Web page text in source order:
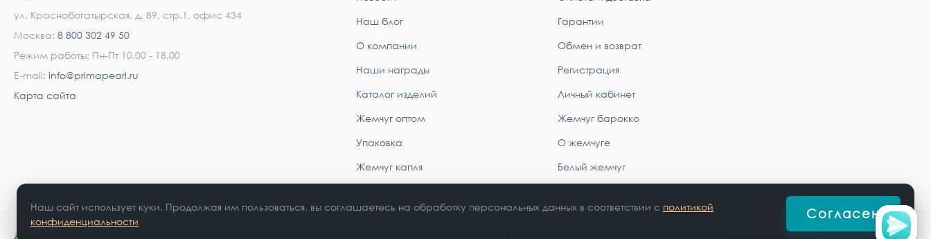
ул. Краснобогатырская, д. 89, стр.1, офис 434
Москва: 8 800 302 49 50
Режим работы: Пн-Пт 10.00 - 18.00
E-mail: info@primapearl.ru
Карта сайта
Наш блог
О компании
Наши награды
Каталог изделий
Жемчуг оптом
Упаковка
Жемчуг капля
Гарантии
Обмен и возврат
Регистрация
Личный кабинет
Жемчуг барокко
О жемчуге
Белый жемчуг
Конфиденциальность и cookie-файлы
Наш сайт использует куки. Продолжая им пользоваться, вы соглашаетесь на обработку персональных данных в соответствии с политикой
конфиденциальности
Согласен